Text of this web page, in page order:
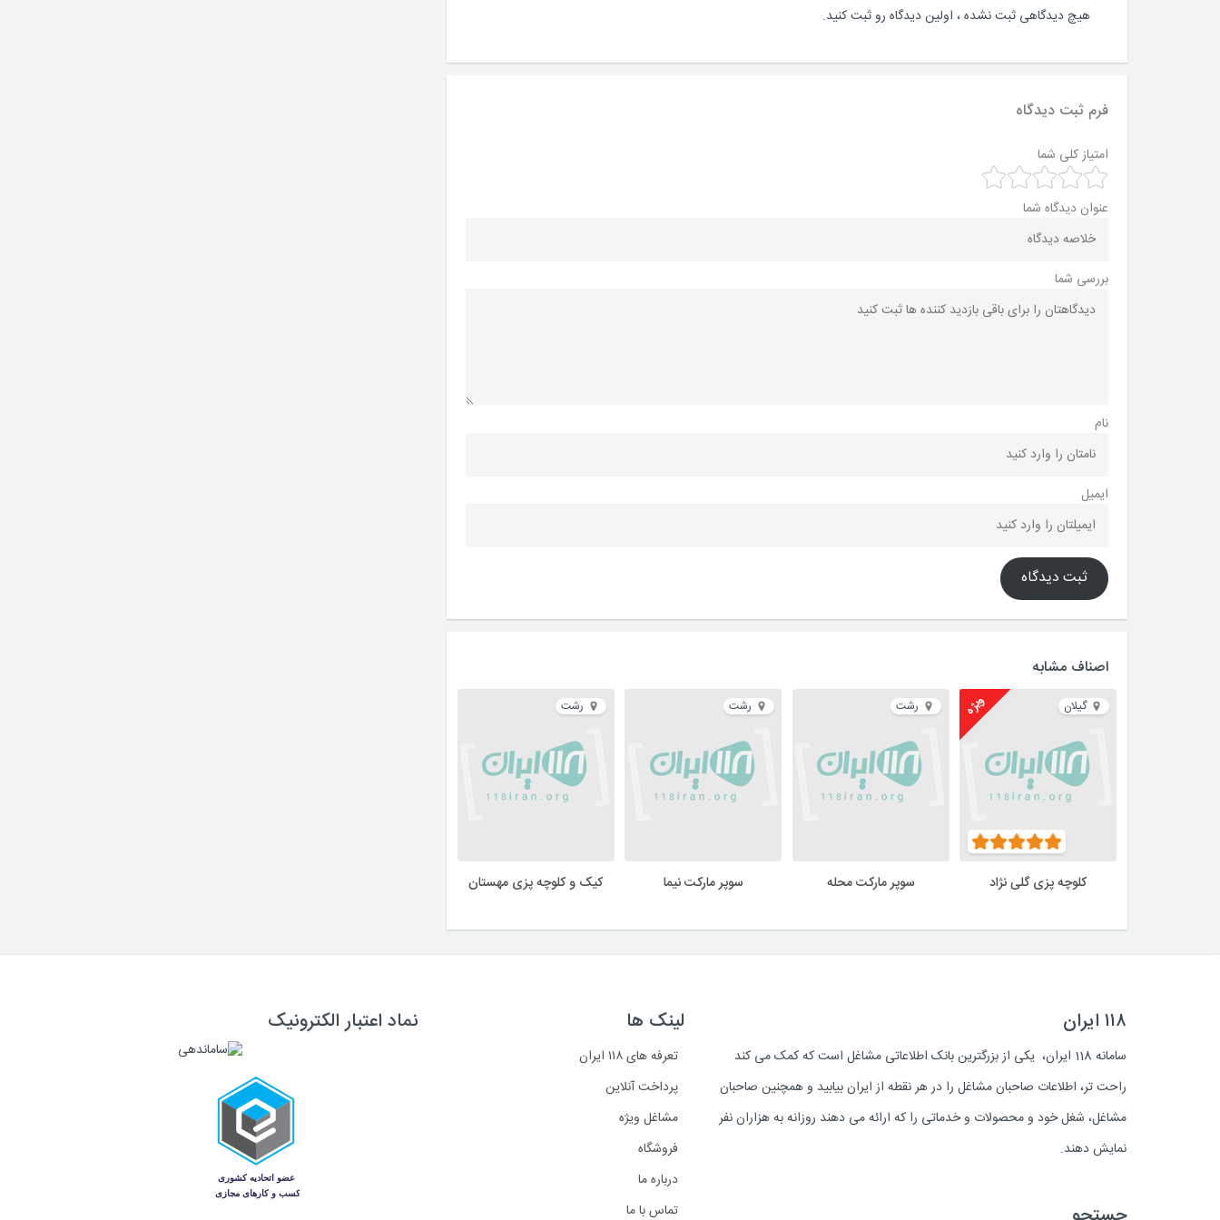
هیچ دیدگاهی ثبت نشده ، اولین دیدگاه رو ثبت کنید.
فرم ثبت دیدگاه
امتیاز کلی شما
عنوان دیدگاه شما
بررسی شما
نام
ایمیل
ثبت دیدگاه
اصناف مشابه
گیلان ویژه
کلوچه پزی گلی نژاد
رشت
سوپر مارکت محله
رشت
سوپر مارکت نیما
رشت
کیک و کلوچه پزی مهستان
۱۱۸ ایران
سامانه 118 ایران، یکی از بزرگترین بانک اطلاعاتی مشاغل است که کمک می کند
راحت تر، اطلاعات صاحبان مشاغل را در هر نقطه از ایران بیابید و همچنین صاحبان
مشاغل، شغل خود و محصولات و خدماتی را که ارائه می دهند روزانه به هزاران نفر
نمایش دهند.
لینک ها
تعرفه های ۱۱۸ ایران
پرداخت آنلاین
مشاغل ویژه
فروشگاه
درباره ما
تماس با ما
نماد اعتبار الکترونیک